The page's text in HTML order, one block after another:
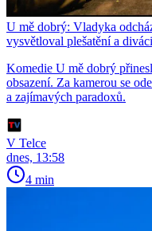
U mě dobrý: Vladyka
vysvětloval plešatění a
Komedie U mě dobrý
obsazení. Za kamerou se
a zajímavých paradoxů.
V Telce
dnes, 13:58
4 min